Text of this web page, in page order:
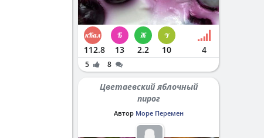
112.8 13 2.2 10 4
5 8
Цветаевский яблочный
пирог
Автор Море Перемен